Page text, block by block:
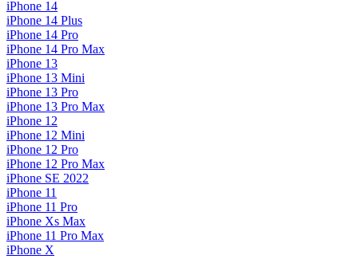
iPhone 14
iPhone 14 Plus
iPhone 14 Pro
iPhone 14 Pro Max
iPhone 13
iPhone 13 Mini
iPhone 13 Pro
iPhone 13 Pro Max
iPhone 12
iPhone 12 Mini
iPhone 12 Pro
iPhone 12 Pro Max
iPhone SE 2022
iPhone 11
iPhone 11 Pro
iPhone Xs Max
iPhone 11 Pro Max
iPhone X